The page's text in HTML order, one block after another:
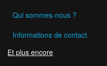
Qui sommes-nous ?
Informations de contact.
Et plus encore